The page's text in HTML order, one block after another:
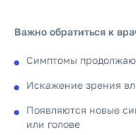
Важно обратиться к
Симптомы
Искажение зрения
Появляются новые
или голове